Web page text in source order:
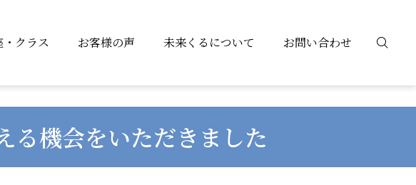
クラス お客様の声 未来くるについて お問い合わせ
る機会をいただきました